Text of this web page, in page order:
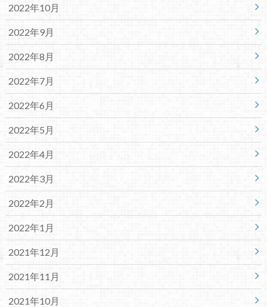
2022年10月
2022年9月
2022年8月
2022年7月
2022年6月
2022年5月
2022年4月
2022年3月
2022年2月
2022年1月
2021年12月
2021年11月
2021年10月